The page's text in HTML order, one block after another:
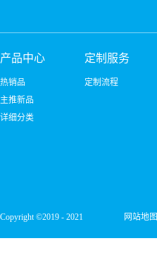
产品中心
热销品
主推新品
详细分类
定制服务
定制流程
Copyright ©2019 - 2021 网站地图